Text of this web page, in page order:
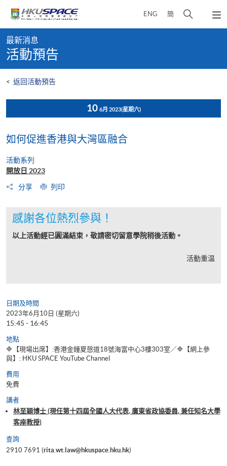
content
ENG 簡
開
彈
出
content
start
最新消息
活動預告
< 返回活動預告
10 6月 2023(星期六)
如何促進香港與大灣區融合
活動系列
開放日 2023
分享
列印
感謝各位熱烈參與！
以上活動經已圓滿結束，敬請密切留意學院稍後活動。
活動重温
日期及時間
2023年6月10日 (星期六)
15:45 - 16:45
地點
🔷【現場出席】:香港金鐘夏愨道18號海富中心3樓303室／🔷【網上參
與】: HKU SPACE YouTube Channel
費用
免費
講者
林至穎博士 (現任第十四屆全國人大代表, 廣東省政協委員, 兼任知名大學
客座教授)
查詢
2910 7691 (rita.wt.law@hkuspace.hku.hk)